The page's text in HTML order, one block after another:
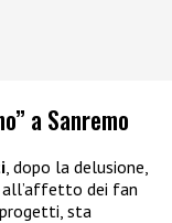
a Sanremo
, dopo la delusione,
all’affetto dei fan
sta